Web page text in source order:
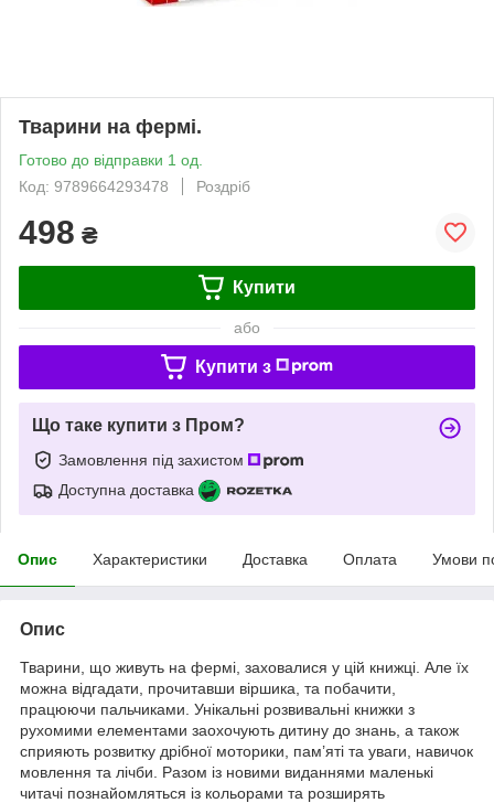
Тварини на фермі.
Готово до відправки 1 од.
Код: 9789664293478
Роздріб
498 ₴
Купити
або
Купити з
Що таке купити з Пром?
Замовлення під захистом
Доступна доставка
Опис Характеристики Доставка Оплата Умови
Опис
Тварини, що живуть на фермі, заховалися у цій книжці. Але їх
можна відгадати, прочитавши віршика, та побачити,
працюючи пальчиками. Унікальні розвивальні книжки з
рухомими елементами заохочують дитину до знань, а також
сприяють розвитку дрібної моторики, пам’яті та уваги, навичок
мовлення та лічби. Разом із новими виданнями маленькі
читачі познайомляться із кольорами та розширять